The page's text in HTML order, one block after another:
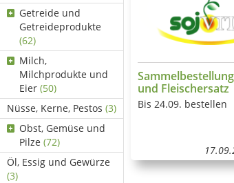
Getreide und
Getreideprodukte
(62)
Milch,
Milchprodukte und
Eier (50)
Nüsse, Kerne, Pestos (3)
Obst, Gemüse und
Pilze (72)
Öl, Essig und Gewürze
(3)
und Fleischersatz
Bis 24.09. bestellen